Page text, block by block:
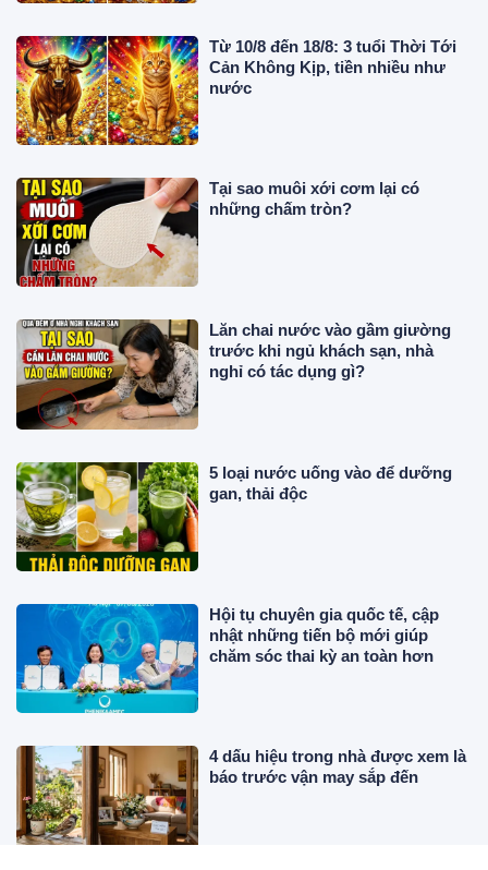
Từ 10/8 đến 18/8: 3 tuổi Thời Tới
Cản Không Kịp, tiền nhiều như
nước
Tại sao muôi xới cơm lại có
những chấm tròn?
Lăn chai nước vào gầm giường
trước khi ngủ khách sạn, nhà
nghỉ có tác dụng gì?
5 loại nước uống vào để dưỡng
gan, thải độc
Hội tụ chuyên gia quốc tế, cập
nhật những tiến bộ mới giúp
chăm sóc thai kỳ an toàn hơn
4 dấu hiệu trong nhà được xem là
báo trước vận may sắp đến